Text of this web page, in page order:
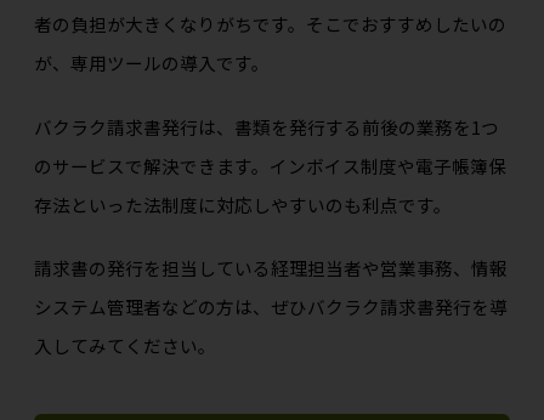
者の負担が大きくなりがちです。そこでおすすめしたいの
が、専用ツールの導入です。
バクラク請求書発行は、書類を発行する前後の業務を1つ
のサービスで解決できます。インボイス制度や電子帳簿保
存法といった法制度に対応しやすいのも利点です。
請求書の発行を担当している経理担当者や営業事務、情報
システム管理者などの方は、ぜひバクラク請求書発行を導
入してみてください。